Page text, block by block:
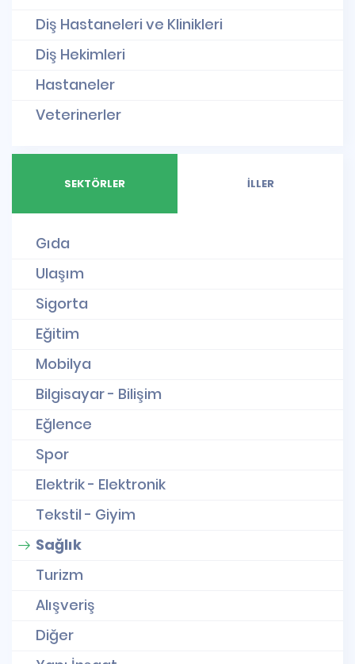
Diş Hastaneleri ve Klinikleri
Diş Hekimleri
Hastaneler
Veterinerler
SEKTÖRLER İLLER
Gıda
Ulaşım
Sigorta
Eğitim
Mobilya
Bilgisayar - Bilişim
Eğlence
Spor
Elektrik - Elektronik
Tekstil - Giyim
Sağlık
Turizm
Alışveriş
Diğer